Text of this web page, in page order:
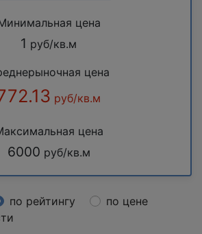
цена
1 руб/кв.м
цена
руб/кв.м
цена
6000 руб/кв.м
по рейтингу
по цене